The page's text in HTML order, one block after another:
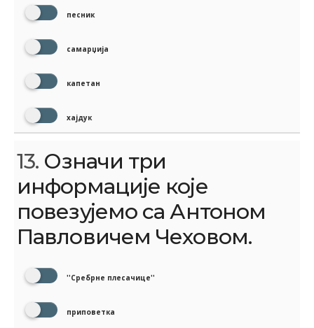
песник
самарџија
капетан
хајдук
13. Означи три
информације које
повезујемо са Антоном
Павловичем Чеховом.
''Сребрне плесачице''
приповетка